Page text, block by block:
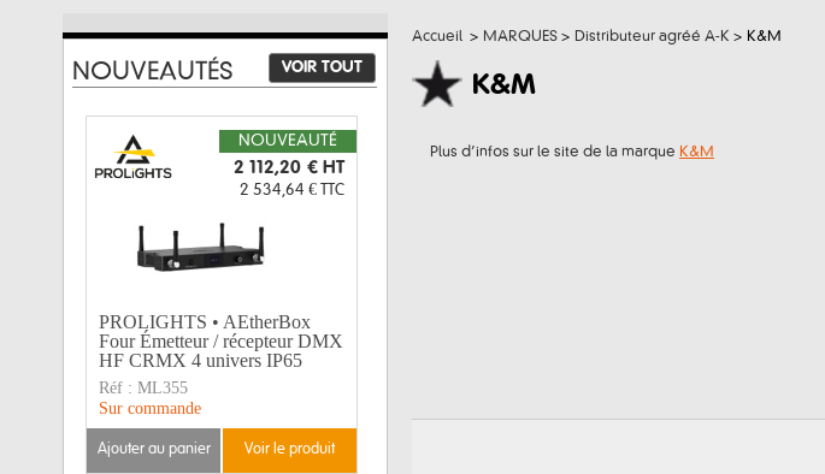
Accueil > MARQUES > Distributeur agréé A-K > K&M
K&M
Plus d’infos sur le site de la marque K&M
NOUVEAUTÉS VOIR TOUT
NOUVEAUTÉ
2 112,20 € HT
2 534,64 € TTC
PROLIGHTS • AEtherBox
Four Émetteur / récepteur DMX
HF CRMX 4 univers IP65
Réf : ML355
Sur commande
ajouter au panier voir le produit